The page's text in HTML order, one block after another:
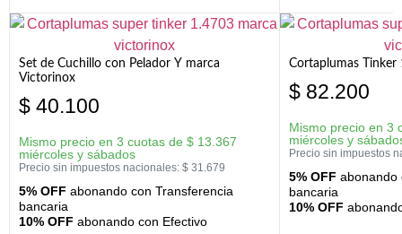
Set de Cuchillo con Pelador Y marca
Victorinox
$ 40.100
Mismo precio en 3 cuotas de $ 13.367
miércoles y sábados
Precio sin impuestos nacionales: $ 31.679
5% OFF abonando con Transferencia
bancaria
10% OFF abonando con Efectivo
Cortaplumas
$ 82.200
Mismo precio en 3
miércoles y
Precio sin impuestos
5% OFF abonando
bancaria
10% OFF